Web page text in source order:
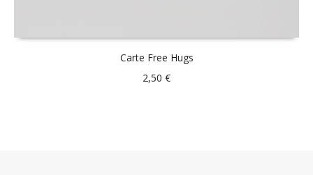
Carte Free Hugs
2,50 €